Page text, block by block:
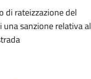
di rateizzazione del
una sanzione relativa al